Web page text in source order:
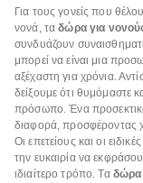
Για τους γονείς που
νονά, ταδώρα για
συνδυάζουν
μπορεί να είναι μια
αξέχαστη για χρόνια.
δείξουμε ότι θυμόμαστε
πρόσωπο. Ένα
διαφορά, προσφέροντας
Οι επετείους και οι
την ευκαιρία να
ιδιαίτερο τρόπο. Τα δώρα